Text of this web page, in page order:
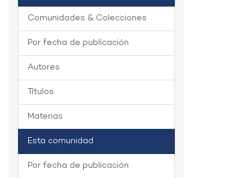
Comunidades & Colecciones
Por fecha de publicación
Autores
Títulos
Materias
Esta comunidad
Por fecha de publicación